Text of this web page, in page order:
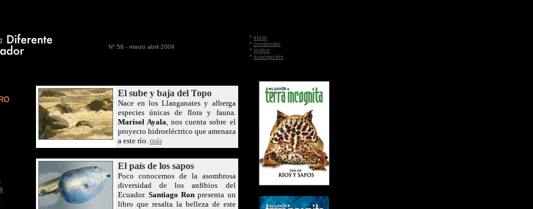
N° 58 - marzo abril 2009
* inicio
* contenido
* índice
* suscripción
El sube y baja del Topo
Nace en los Llanganates y alberga
especies únicas de flora y fauna.
Marisol Ayala, nos cuenta sobre el
proyecto hidroeléctrico que amenaza
a este río. más
El país de los sapos
Poco conocemos de la asombrosa
diversidad de los anfibios del
Ecuador. Santiago Ronpresenta un
libro que resalta la belleza de este